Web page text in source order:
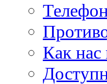
Как нас